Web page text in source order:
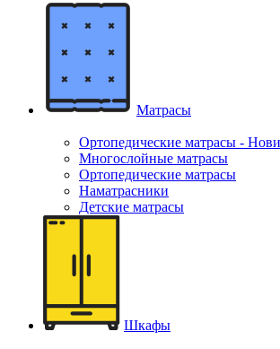
Матрасы
Ортопедические матрасы -
Многослойные матрасы
Ортопедические матрасы
Наматрасники
Детские матрасы
Шкафы